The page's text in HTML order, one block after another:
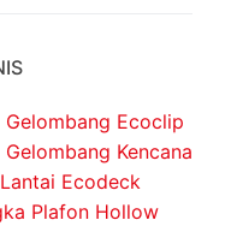
Gelombang Ecoclip
Kencana
Ecodeck
Plafon Hollow